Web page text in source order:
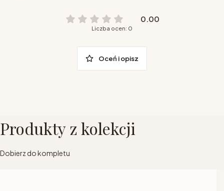
0.00
Liczba ocen: 0
Oceń i opisz
Produkty z kolekcji
Dobierz do kompletu